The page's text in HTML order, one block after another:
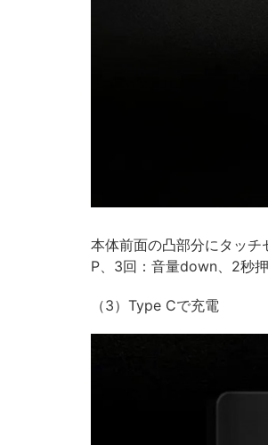
本体前面の凸部分にタッ
P、3回：音量down、2秒
（3）Type Cで充電